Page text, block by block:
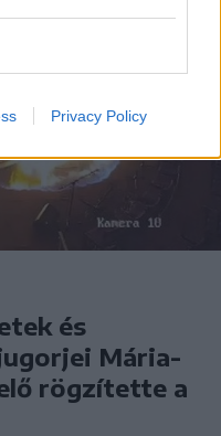
Privacy Policy
és
Mária-
rögzítette a